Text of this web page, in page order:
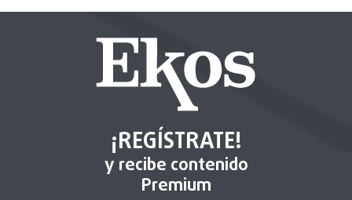
¡REGÍSTRATE!
y recibe contenido
Premium